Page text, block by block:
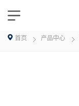
首页 产品中心